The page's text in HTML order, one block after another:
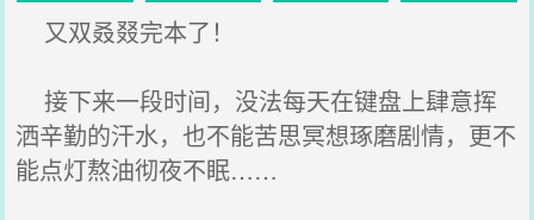
又双叒叕完本了！
接下来一段时间，没法每天在键盘上肆意挥
洒辛勤的汗水，也不能苦思冥想琢磨剧情，更不
能点灯熬油彻夜不眠……